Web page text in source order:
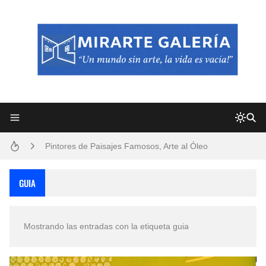
Pintores de Paisajes Famosos, Arte al Óleo
San Valentín Dibujos a Lápiz del 14 de Febrero
GUIA
Mostrando las entradas con la etiqueta guia